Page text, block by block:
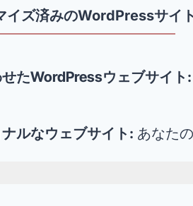
イズ済みのWordPressサイ
たWordPressウェブサイト:
ルなウェブサイト: あなた